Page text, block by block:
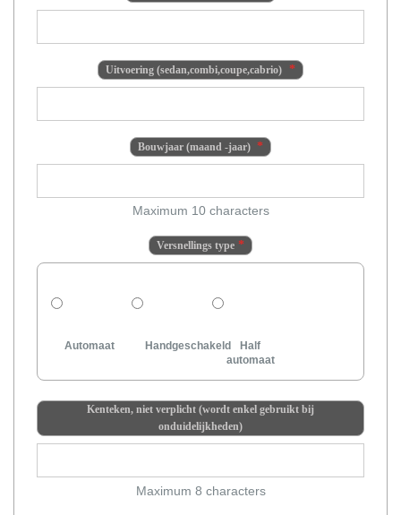
Uitvoering (sedan,combi,coupe,cabrio)
Bouwjaar (maand -jaar)
Maximum 10 characters
Versnellings type
Automaat Handgeschakeld
Half
automaat
Kenteken, niet verplicht (wordt enkel gebruikt bij
onduidelijkheden)
Maximum 8 characters